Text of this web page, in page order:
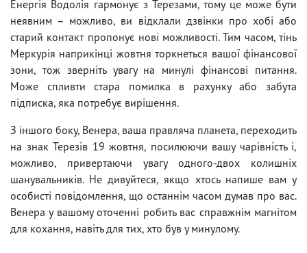
Енергія Водолія гармонує з Терезами, тому це може бути
неявним – можливо, ви відклали дзвінки про хобі або
старий контакт пропонує нові можливості. Тим часом, тінь
Меркурія наприкінці жовтня торкнеться вашої фінансової
зони, тож зверніть увагу на минулі фінансові питання.
Може спливти стара помилка в рахунку або забута
підписка, яка потребує вирішення.
З іншого боку, Венера, ваша правляча планета, переходить
на знак Терезів 19 жовтня, посилюючи вашу чарівність і,
можливо, привертаючи увагу одного-двох колишніх
шанувальників. Не дивуйтеся, якщо хтось напише вам у
особисті повідомлення, що останнім часом думав про вас.
Венера у вашому оточенні робить вас справжнім магнітом
для кохання, навіть для тих, хто був у минулому.